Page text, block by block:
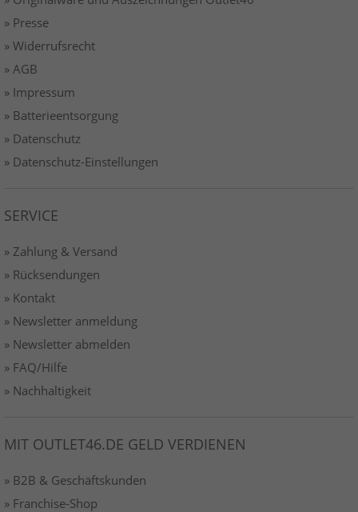
» Presse
» Widerrufsrecht
» AGB
» Impressum
» Batterieentsorgung
» Datenschutz
» Datenschutz-Einstellungen
SERVICE
» Zahlung & Versand
» Rücksendungen
» Kontakt
» Newsletter anmeldung
» Newsletter abmelden
» FAQ/Hilfe
» Nachhaltigkeit
MIT OUTLET46.DE GELD VERDIENEN
» B2B & Geschäftskunden
» Franchise-Shop